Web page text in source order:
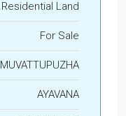
Residential Land
For Sale
MUVATTUPUZHA
AYAVANA